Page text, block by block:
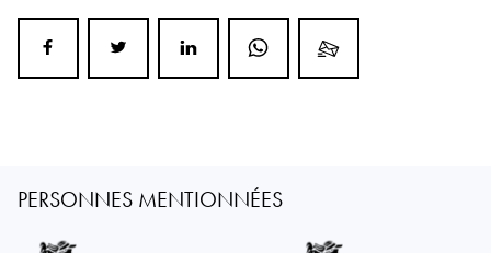
PERSONNES MENTIONNÉES